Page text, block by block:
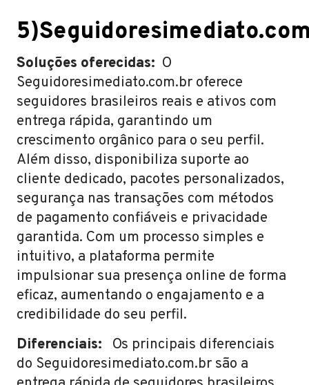
Soluções oferecidas: O
Seguidoresimediato.com.br oferece
seguidores brasileiros reais e ativos com
entrega rápida, garantindo um
crescimento orgânico para o seu perfil.
Além disso, disponibiliza suporte ao
cliente dedicado, pacotes personalizados,
segurança nas transações com métodos
de pagamento confiáveis e privacidade
garantida. Com um processo simples e
intuitivo, a plataforma permite
impulsionar sua presença online de forma
eficaz, aumentando o engajamento e a
credibilidade do seu perfil.
Diferenciais: Os principais diferenciais
do Seguidoresimediato.com.br são a